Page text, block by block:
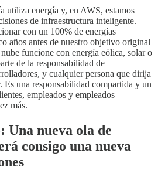
utiliza energía y, en AWS, estamos
de infraestructura inteligente.
con un 100% de energías
años antes de nuestro objetivo original
funcione con energía eólica, solar o
de la responsabilidad de
y cualquier persona que dirija
Es una responsabilidad compartida y un
empleados y empleados
más.
Una nueva ola de
consigo una nueva